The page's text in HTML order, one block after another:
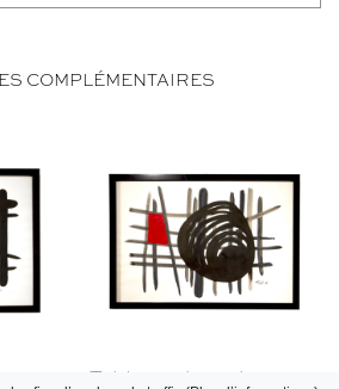
COMPLÉMENTAIRES
Tableau abstrait